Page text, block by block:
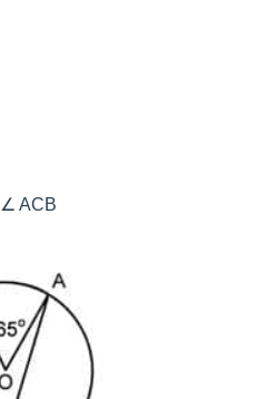
∠ ACB